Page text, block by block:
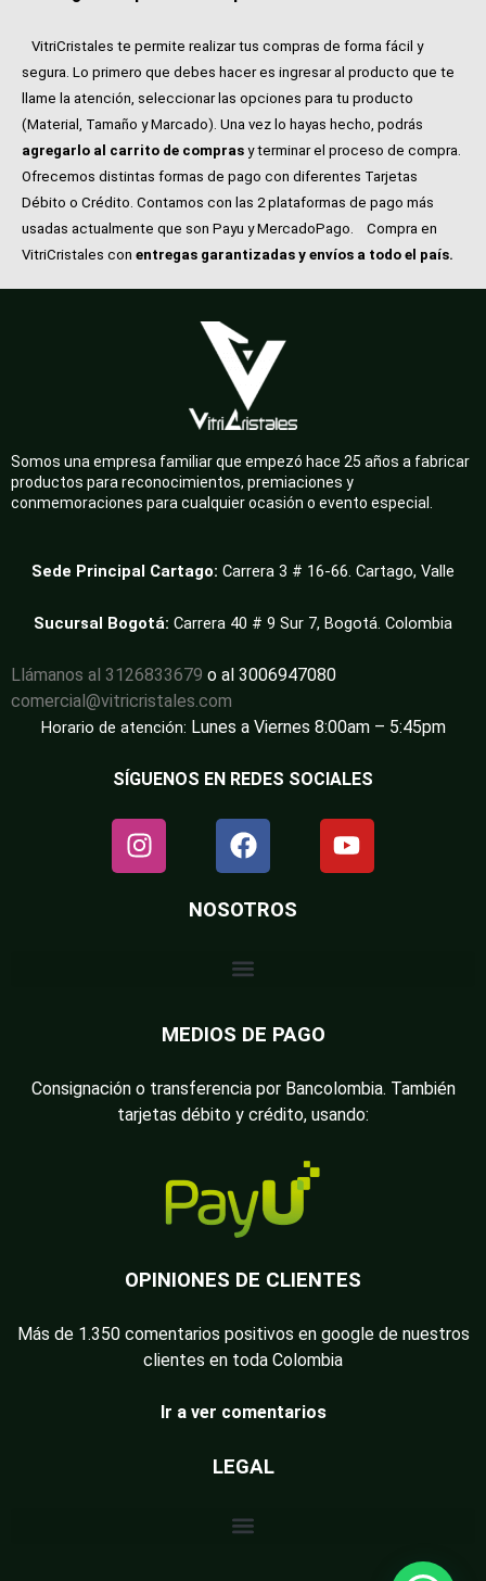
VitriCristales te permite realizar tus compras de forma fácil y
segura. Lo primero que debes hacer es ingresar al producto que te
llame la atención, seleccionar las opciones para tu producto
(Material, Tamaño y Marcado). Una vez lo hayas hecho, podrás
agregarlo al carrito de compras y terminar el proceso de compra.
Ofrecemos distintas formas de pago con diferentes Tarjetas
Débito o Crédito. Contamos con las 2 plataformas de pago más
usadas actualmente que son Payu y MercadoPago.
Compra en
VitriCristales con entregas garantizadas y envíos a todo el país.
Somos una empresa familiar que empezó hace 25 años a fabricar
productos para reconocimientos, premiaciones y
conmemoraciones para cualquier ocasión o evento especial.
Sede Principal Cartago: Carrera 3 # 16-66. Cartago, Valle
Sucursal Bogotá: Carrera 40 # 9 Sur 7, Bogotá. Colombia
Llámanos al 3126833679 o al 3006947080
comercial@vitricristales.com
Horario de atención: Lunes a Viernes 8:00am – 5:45pm
SÍGUENOS EN REDES SOCIALES
NOSOTROS
MEDIOS DE PAGO
Consignación o transferencia por Bancolombia. También
tarjetas débito y crédito, usando:
OPINIONES DE CLIENTES
Más de 1.350 comentarios positivos en google de nuestros
clientes en toda Colombia
Ir a ver comentarios
LEGAL